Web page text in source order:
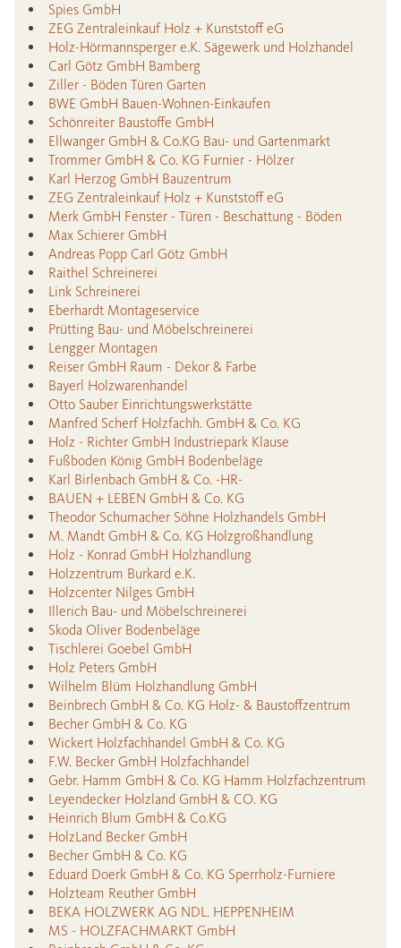
Spies GmbH
ZEG Zentraleinkauf Holz + Kunststoff eG
Holz-Hörmannsperger e.K. Sägewerk und Holzhandel
Carl Götz GmbH Bamberg
Ziller - Böden Türen Garten
BWE GmbH Bauen-Wohnen-Einkaufen
Schönreiter Baustoffe GmbH
Ellwanger GmbH & Co.KG Bau- und Gartenmarkt
Trommer GmbH & Co. KG Furnier - Hölzer
Karl Herzog GmbH Bauzentrum
ZEG Zentraleinkauf Holz + Kunststoff eG
Merk GmbH Fenster - Türen - Beschattung - Böden
Max Schierer GmbH
Andreas Popp Carl Götz GmbH
Raithel Schreinerei
Link Schreinerei
Eberhardt Montageservice
Prütting Bau- und Möbelschreinerei
Lengger Montagen
Reiser GmbH Raum - Dekor & Farbe
Bayerl Holzwarenhandel
Otto Sauber Einrichtungswerkstätte
Manfred Scherf Holzfachh. GmbH & Co. KG
Holz - Richter GmbH Industriepark Klause
Fußboden König GmbH Bodenbeläge
Karl Birlenbach GmbH & Co. -HR-
BAUEN + LEBEN GmbH & Co. KG
Theodor Schumacher Söhne Holzhandels GmbH
M. Mandt GmbH & Co. KG Holzgroßhandlung
Holz - Konrad GmbH Holzhandlung
Holzzentrum Burkard e.K.
Holzcenter Nilges GmbH
Illerich Bau- und Möbelschreinerei
Skoda Oliver Bodenbeläge
Tischlerei Goebel GmbH
Holz Peters GmbH
Wilhelm Blüm Holzhandlung GmbH
Beinbrech GmbH & Co. KG Holz- & Baustoffzentrum
Becher GmbH & Co. KG
Wickert Holzfachhandel GmbH & Co. KG
F.W. Becker GmbH Holzfachhandel
Gebr. Hamm GmbH & Co. KG Hamm Holzfachzentrum
Leyendecker Holzland GmbH & CO. KG
Heinrich Blum GmbH & Co.KG
HolzLand Becker GmbH
Becher GmbH & Co. KG
Eduard Doerk GmbH & Co. KG Sperrholz-Furniere
Holzteam Reuther GmbH
BEKA HOLZWERK AG NDL. HEPPENHEIM
MS - HOLZFACHMARKT GmbH